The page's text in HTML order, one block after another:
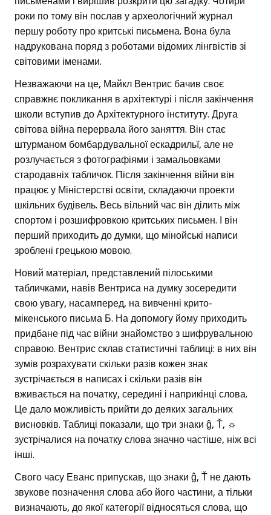
роки по тому він послав у археологічний журнал
першу роботу про критські письмена. Вона була
надрукована поряд з роботами відомих лінгвістів зі
світовими іменами.
Незважаючи на це, Майкл Вентрис бачив своє
справжнє покликання в архітектурі і після закінчення
школи вступив до Архітектурного інституту. Друга
світова війна перервала його заняття. Він стає
штурманом бомбардувальної ескадрильї, але не
розлучається з фотографіями і замальовками
стародавніх табличок. Після закінчення війни він
працює у Міністерстві освіти, складаючи проекти
шкільних будівель. Весь вільний час він ділить між
спортом і розшифровкою критських письмен. І він
перший приходить до думки, що мінойські написи
зроблені грецькою мовою.
Новий матеріал, представлений пілоськими
табличками, навів Вентриса на думку зосередити
свою увагу, насамперед, на вивченні крито-
мікенського письма Б. На допомогу йому приходить
придбане під час війни знайомство з шифрувальною
справою. Вентрис склав статистичні таблиці: в них він
зумів розрахувати скільки разів кожен знак
зустрічається в написах і скільки разів він
вживається на початку, середині і наприкінці слова.
Це дало можливість прийти до деяких загальних
висновків. Таблиці показали, що три знаки ĝ, Ť, ☼
зустрічалися на початку слова значно частіше, ніж всі
інші.
Свого часу Еванс припускав, що знаки ĝ, Ť не дають
звукове позначення слова або його частини, а тільки
визначають, до якої категорії відносяться слова, що